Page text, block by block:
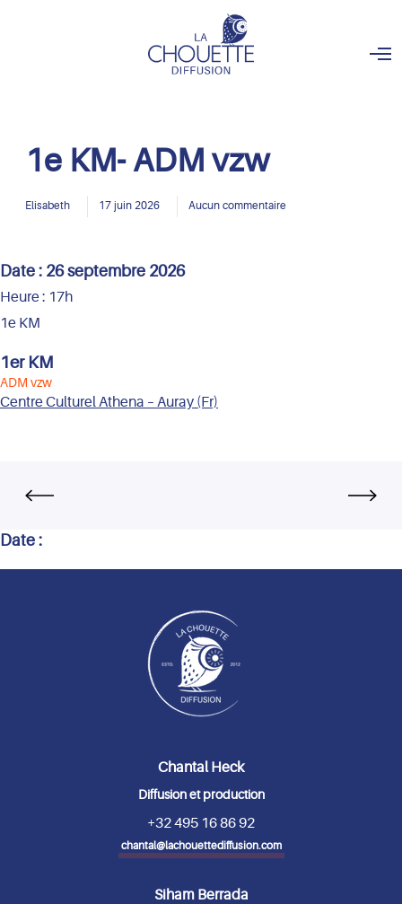
O
1e KM- ADM vzw
Elisabeth 17 juin 2026 Aucun commentaire
Date : 26 septembre 2026
Heure : 17h
1e KM
1er KM
ADM vzw
Centre Culturel Athena – Auray (Fr)
Date :
Chantal Heck
Diffusion et production
+32 495 16 86 92
chantal@lachouettediffusion.com
Siham Berrada